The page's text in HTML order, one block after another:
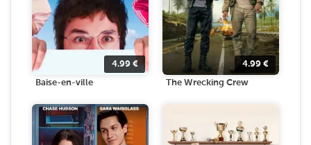
4.99 €
Baise-en-ville
4.99 €
The Wrecking Crew